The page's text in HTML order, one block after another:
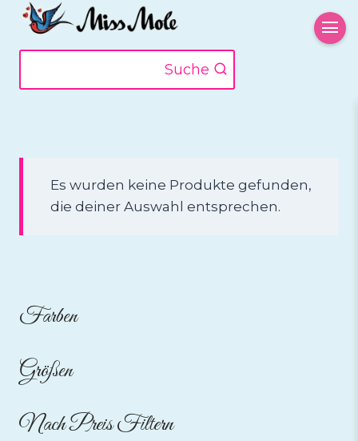
Zum
Inhalt
springen
Suche
Es wurden keine Produkte gefunden,
die deiner Auswahl entsprechen.
Farben
Größen
Nach Preis Filtern